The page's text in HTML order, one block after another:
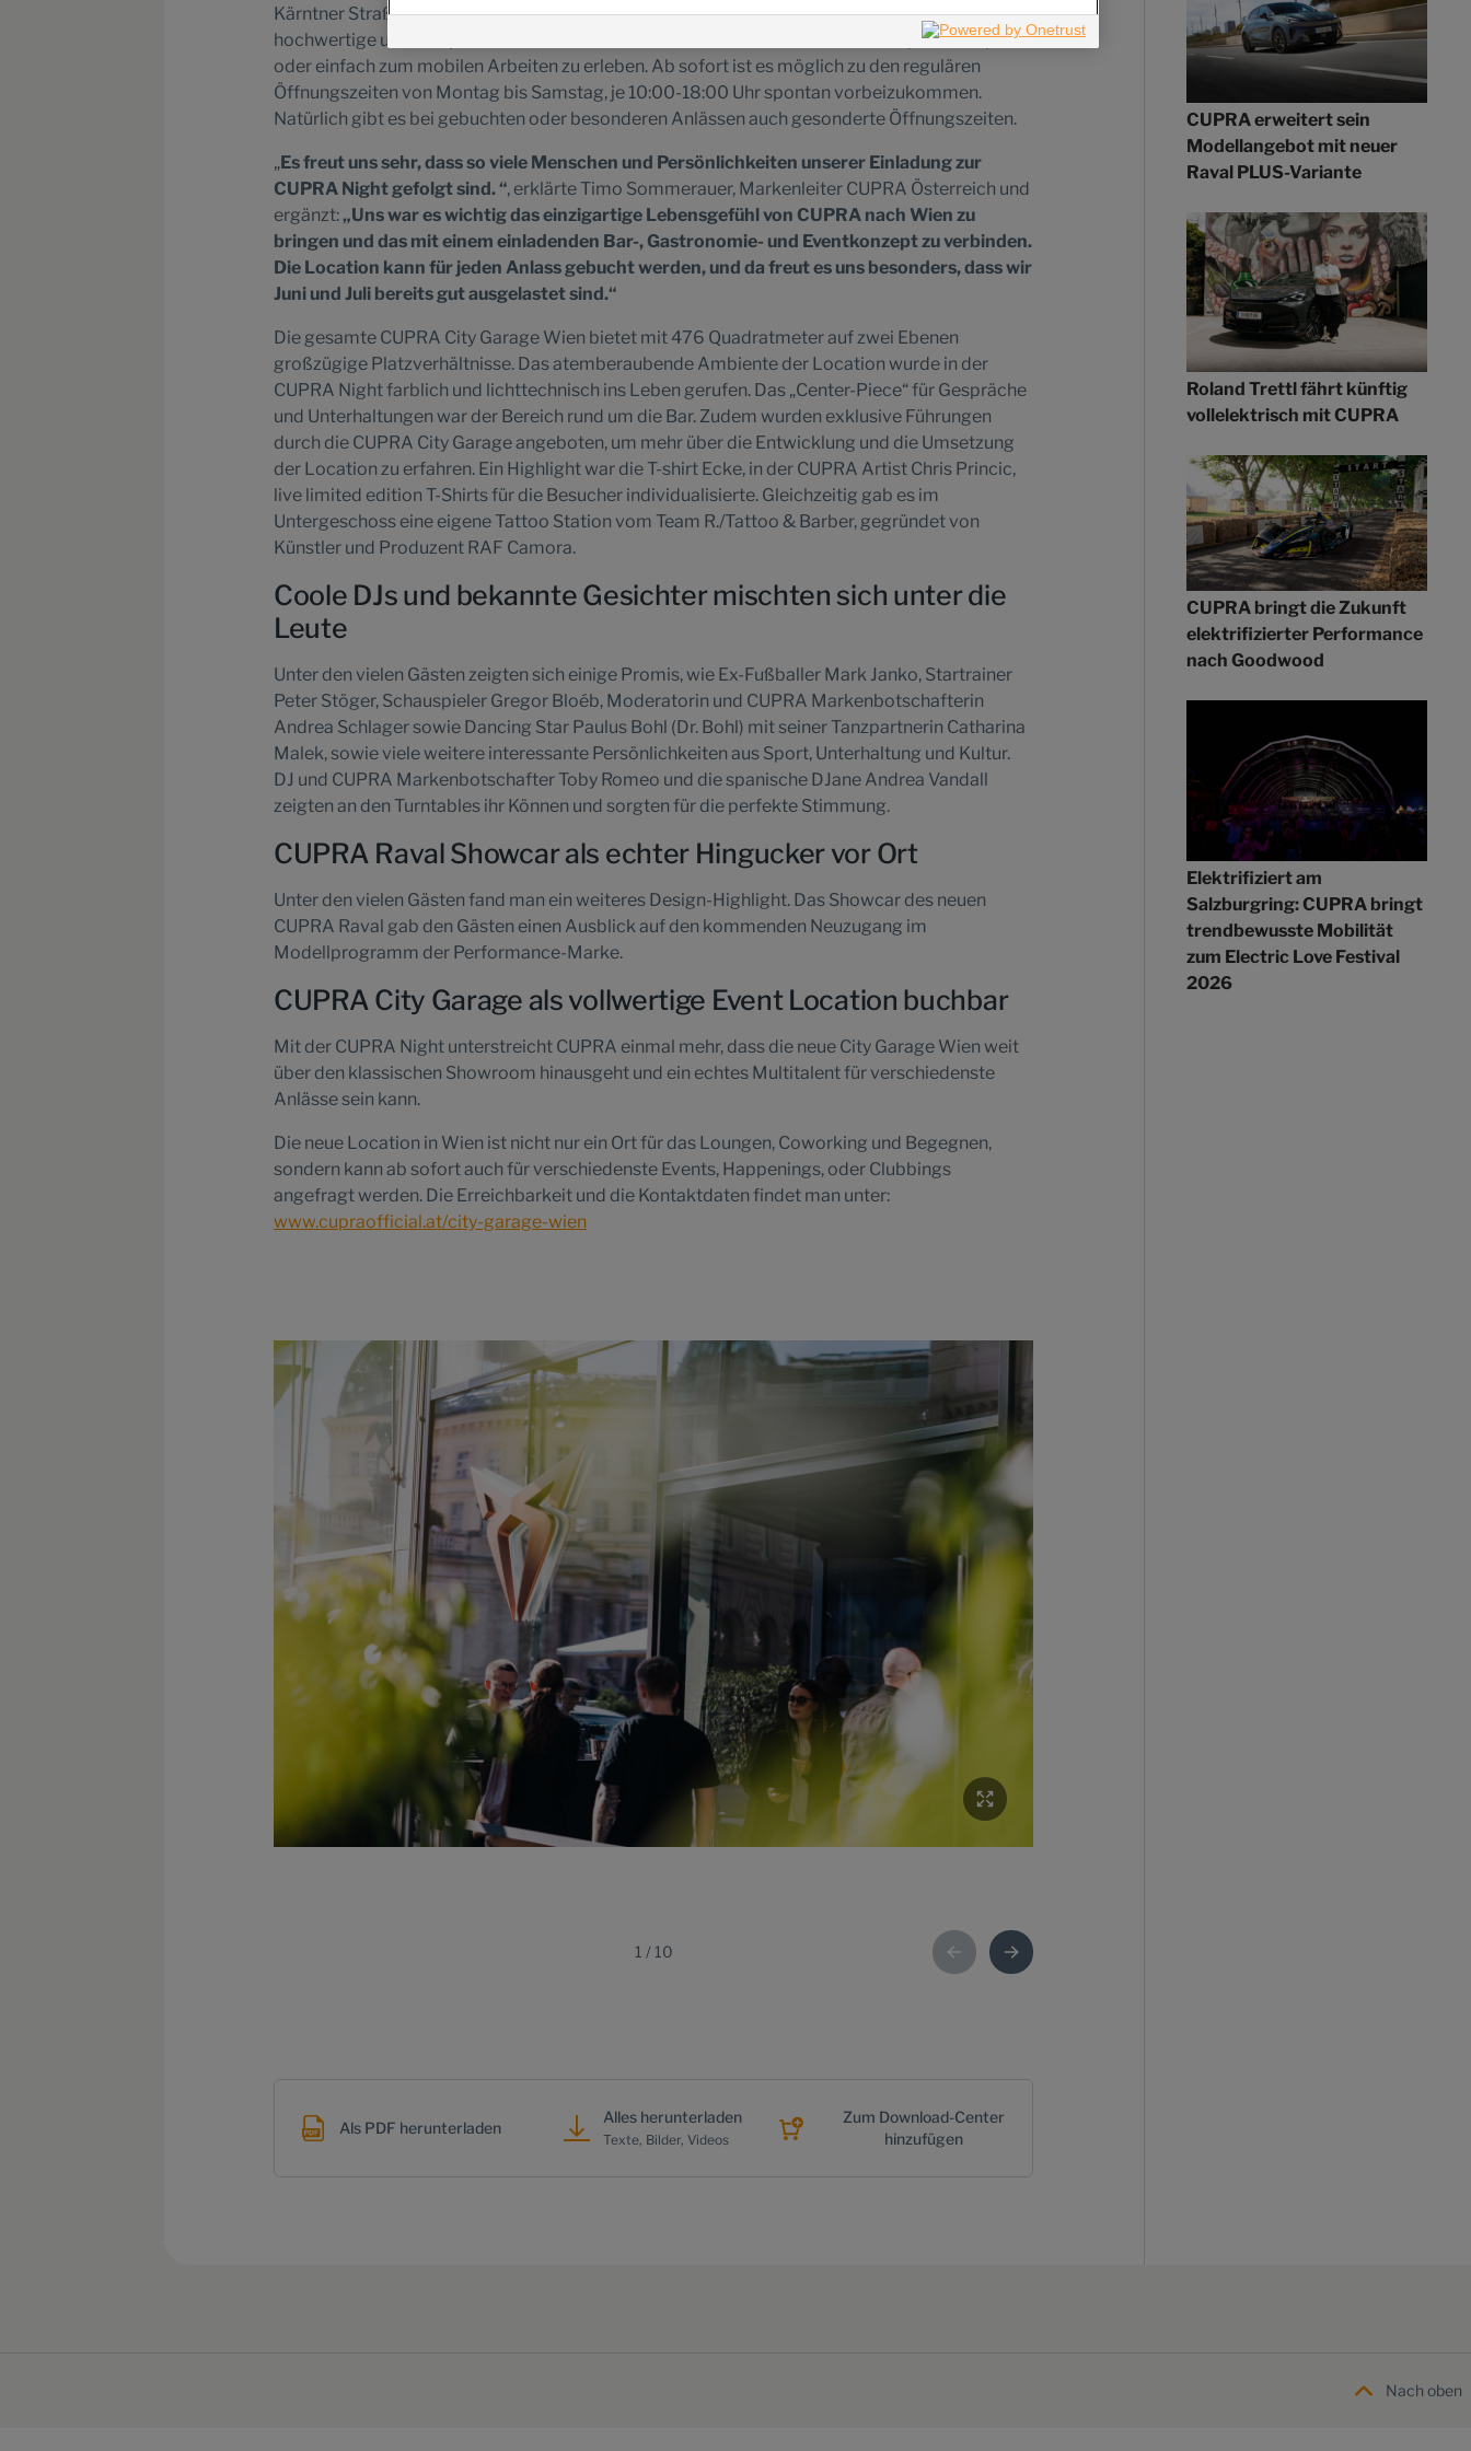
Kärntner Straße und der Albertina entfernt. Es soll für alle ein gemütlicher Raum sein – um das
hochwertige und entspannte Ambiente mit einem Kaffee vom Barista, einem Aperitiv, Tapas
oder einfach zum mobilen Arbeiten zu erleben. Ab sofort ist es möglich zu den regulären
Öffnungszeiten von Montag bis Samstag, je 10:00-18:00 Uhr spontan vorbeizukommen.
Natürlich gibt es bei gebuchten oder besonderen Anlässen auch gesonderte Öffnungszeiten.
„Es freut uns sehr, dass so viele Menschen und Persönlichkeiten unserer Einladung zur
CUPRA Night gefolgt sind. “, erklärte Timo Sommerauer, Markenleiter CUPRA Österreich und
ergänzt: „Uns war es wichtig das einzigartige Lebensgefühl von CUPRA nach Wien zu
bringen und das mit einem einladenden Bar-, Gastronomie- und Eventkonzept zu verbinden.
Die Location kann für jeden Anlass gebucht werden, und da freut es uns besonders, dass wir
Juni und Juli bereits gut ausgelastet sind.“
Die gesamte CUPRA City Garage Wien bietet mit 476 Quadratmeter auf zwei Ebenen
großzügige Platzverhältnisse. Das atemberaubende Ambiente der Location wurde in der
CUPRA Night farblich und lichttechnisch ins Leben gerufen. Das „Center-Piece“ für Gespräche
und Unterhaltungen war der Bereich rund um die Bar. Zudem wurden exklusive Führungen
durch die CUPRA City Garage angeboten, um mehr über die Entwicklung und die Umsetzung
der Location zu erfahren. Ein Highlight war die T-shirt Ecke, in der CUPRA Artist Chris Princic,
live limited edition T-Shirts für die Besucher individualisierte. Gleichzeitig gab es im
Untergeschoss eine eigene Tattoo Station vom Team R./Tattoo & Barber, gegründet von
Künstler und Produzent RAF Camora.
Coole DJs und bekannte Gesichter mischten sich unter die
Leute
Unter den vielen Gästen zeigten sich einige Promis, wie Ex-Fußballer Mark Janko, Startrainer
Peter Stöger, Schauspieler Gregor Bloéb, Moderatorin und CUPRA Markenbotschafterin
Andrea Schlager sowie Dancing Star Paulus Bohl (Dr. Bohl) mit seiner Tanzpartnerin Catharina
Malek, sowie viele weitere interessante Persönlichkeiten aus Sport, Unterhaltung und Kultur.
DJ und CUPRA Markenbotschafter Toby Romeo und die spanische DJane Andrea Vandall
zeigten an den Turntables ihr Können und sorgten für die perfekte Stimmung.
CUPRA Raval Showcar als echter Hingucker vor Ort
Unter den vielen Gästen fand man ein weiteres Design-Highlight. Das Showcar des neuen
CUPRA Raval gab den Gästen einen Ausblick auf den kommenden Neuzugang im
Modellprogramm der Performance-Marke.
CUPRA City Garage als vollwertige Event Location buchbar
Mit der CUPRA Night unterstreicht CUPRA einmal mehr, dass die neue City Garage Wien weit
über den klassischen Showroom hinausgeht und ein echtes Multitalent für verschiedenste
Anlässe sein kann.
Die neue Location in Wien ist nicht nur ein Ort für das Loungen, Coworking und Begegnen,
sondern kann ab sofort auch für verschiedenste Events, Happenings, oder Clubbings
angefragt werden. Die Erreichbarkeit und die Kontaktdaten findet man unter:
www.cupraofficial.at/city-garage-wien
1 / 10
Als PDF herunterladen
Alles herunterladen
Texte, Bilder, Videos
Zum Download-Center
hinzufügen
CUPRA erweitert sein
Modellangebot mit neuer
Raval PLUS-Variante
Roland Trettl fährt künftig
vollelektrisch mit CUPRA
CUPRA bringt die Zukunft
elektrifizierter Performance
nach Goodwood
Elektrifiziert am
Salzburgring: CUPRA bringt
trendbewusste Mobilität
zum Electric Love Festival
2026
Nach oben